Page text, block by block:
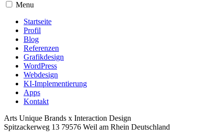
Menu
Startseite
Profil
Blog
Referenzen
Grafikdesign
WordPress
Webdesign
KI-Implementierung
Apps
Kontakt
Arts Unique Brands x Interaction Design
Spitzackerweg 13 79576 Weil am Rhein Deutschland